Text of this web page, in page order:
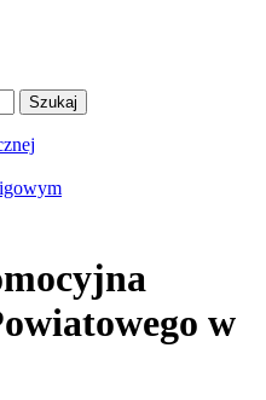
Szukaj